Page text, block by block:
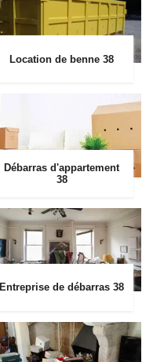
Location de benne 38
Débarras d'appartement
38
Entreprise de débarras 38